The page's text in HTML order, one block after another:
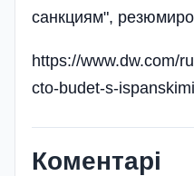
санкциям",
https://www.dw.com/
cto-budet-s-
Коментарі